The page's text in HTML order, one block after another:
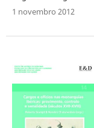
1 novembro 2012